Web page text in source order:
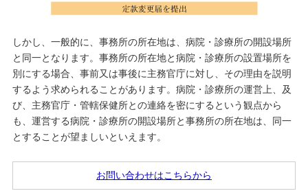
しかし、一般的に、事務所の所在地は、病院・診療所の開設場所
と同一となります。事務所の所在地と病院・診療所の設置場所を
別にする場合、事前又は事後に主務官庁に対し、その理由を説明
するよう求められることがあります。病院・診療所の運営上、及
び、主務官庁・管轄保健所との連絡を密にするという観点から
も、運営する病院・診療所の開設場所と事務所の所在地は、同一
とすることが望ましいといえます。
お問い合わせはこちらから